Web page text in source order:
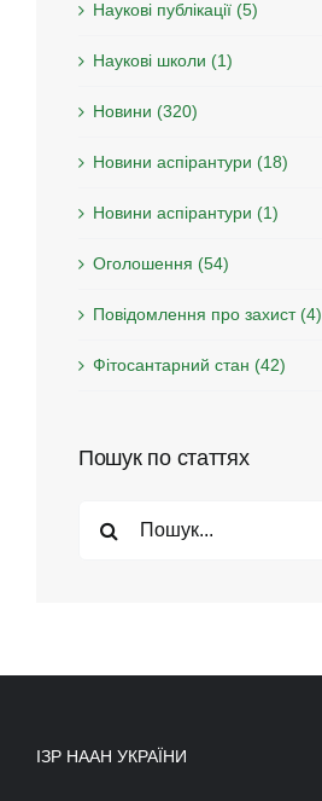
Наукові публікації (5)
Наукові школи (1)
Новини (320)
Новини аспірантури (18)
Новини аспірантури (1)
Оголошення (54)
Повідомлення про захист (4)
Фітосантарний стан (42)
Пошук по статтях
for:
ІЗР НААН УКРАЇНИ